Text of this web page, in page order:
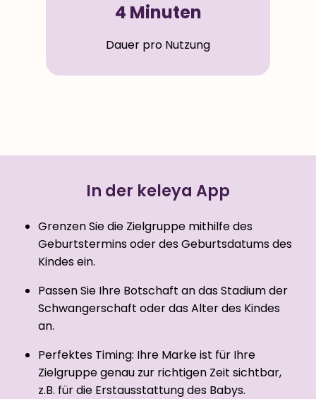
4 Minuten
Dauer pro Nutzung
In der keleya App
Grenzen Sie die Zielgruppe mithilfe des
Geburtstermins oder des Geburtsdatums des
Kindes ein.
Passen Sie Ihre Botschaft an das Stadium der
Schwangerschaft oder das Alter des Kindes
an.
Perfektes Timing: Ihre Marke ist für Ihre
Zielgruppe genau zur richtigen Zeit sichtbar,
z.B. für die Erstausstattung des Babys.